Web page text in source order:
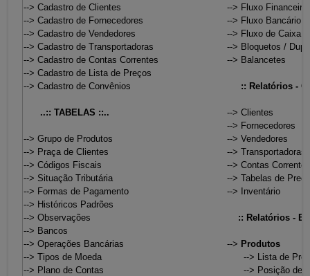
--> Cadastro de Clientes
--> Cadastro de Fornecedores
--> Cadastro de Vendedores
--> Cadastro de Transportadoras
--> Cadastro de Contas Correntes
--> Cadastro de Lista de Preços
--> Cadastro de Convênios
..:: TABELAS ::..
--> Grupo de Produtos
--> Praça de Clientes
--> Códigos Fiscais
--> Situação Tributária
--> Formas de Pagamento
--> Históricos Padrões
--> Observações
--> Bancos
--> Operações Bancárias
--> Tipos de Moeda
--> Plano de Contas
--> Fluxo Financeiro
--> Fluxo Bancário
--> Fluxo de Caixa
--> Bloquetos /
--> Balancetes
:: Relatórios -
--> Clientes
--> Fornecedores
--> Vendedores
--> Transportadoras
--> Contas Correntes
--> Tabelas de
--> Inventário
:: Relatórios -
--> Produtos
--> Lista de
--> Posição de